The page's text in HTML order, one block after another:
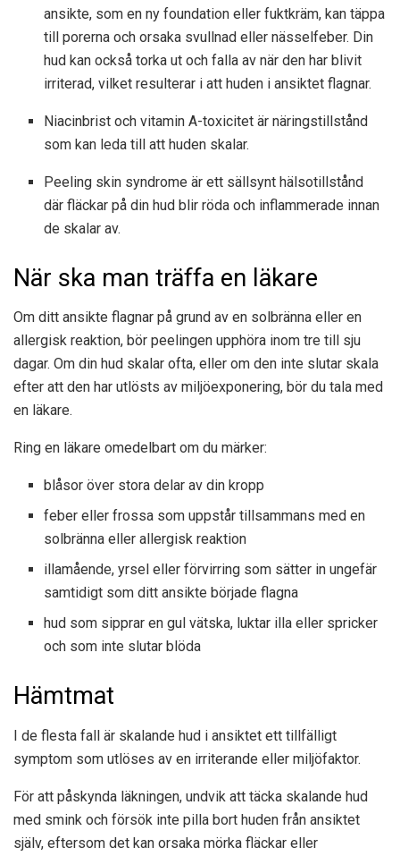
ansikte, som en ny foundation eller fuktkräm, kan täppa
till porerna och orsaka svullnad eller nässelfeber. Din
hud kan också torka ut och falla av när den har blivit
irriterad, vilket resulterar i att huden i ansiktet flagnar.
Niacinbrist och vitamin A-toxicitet är näringstillstånd
som kan leda till att huden skalar.
Peeling skin syndrome är ett sällsynt hälsotillstånd
där fläckar på din hud blir röda och inflammerade innan
de skalar av.
När ska man träffa en läkare
Om ditt ansikte flagnar på grund av en solbränna eller en
allergisk reaktion, bör peelingen upphöra inom tre till sju
dagar. Om din hud skalar ofta, eller om den inte slutar skala
efter att den har utlösts av miljöexponering, bör du tala med
en läkare.
Ring en läkare omedelbart om du märker:
blåsor över stora delar av din kropp
feber eller frossa som uppstår tillsammans med en
solbränna eller allergisk reaktion
illamående, yrsel eller förvirring som sätter in ungefär
samtidigt som ditt ansikte började flagna
hud som sipprar en gul vätska, luktar illa eller spricker
och som inte slutar blöda
Hämtmat
I de flesta fall är skalande hud i ansiktet ett tillfälligt
symptom som utlöses av en irriterande eller miljöfaktor.
För att påskynda läkningen, undvik att täcka skalande hud
med smink och försök inte pilla bort huden från ansiktet
själv, eftersom det kan orsaka mörka fläckar eller